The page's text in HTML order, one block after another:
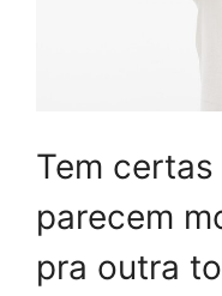
Tem
parecem
pra outra